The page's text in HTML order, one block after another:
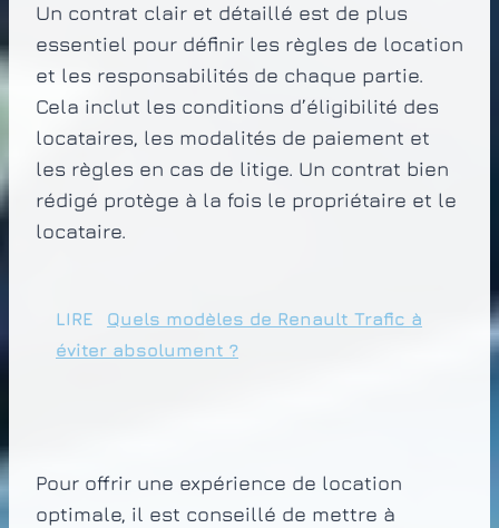
Un contrat clair et détaillé est de plus
essentiel pour définir les règles de location
et les responsabilités de chaque partie.
Cela inclut les conditions d’éligibilité des
locataires, les modalités de paiement et
les règles en cas de litige. Un contrat bien
rédigé protège à la fois le propriétaire et le
locataire.
LIRE
Quels modèles de Renault Trafic à
éviter absolument ?
Pour offrir une expérience de location
optimale, il est conseillé de mettre à